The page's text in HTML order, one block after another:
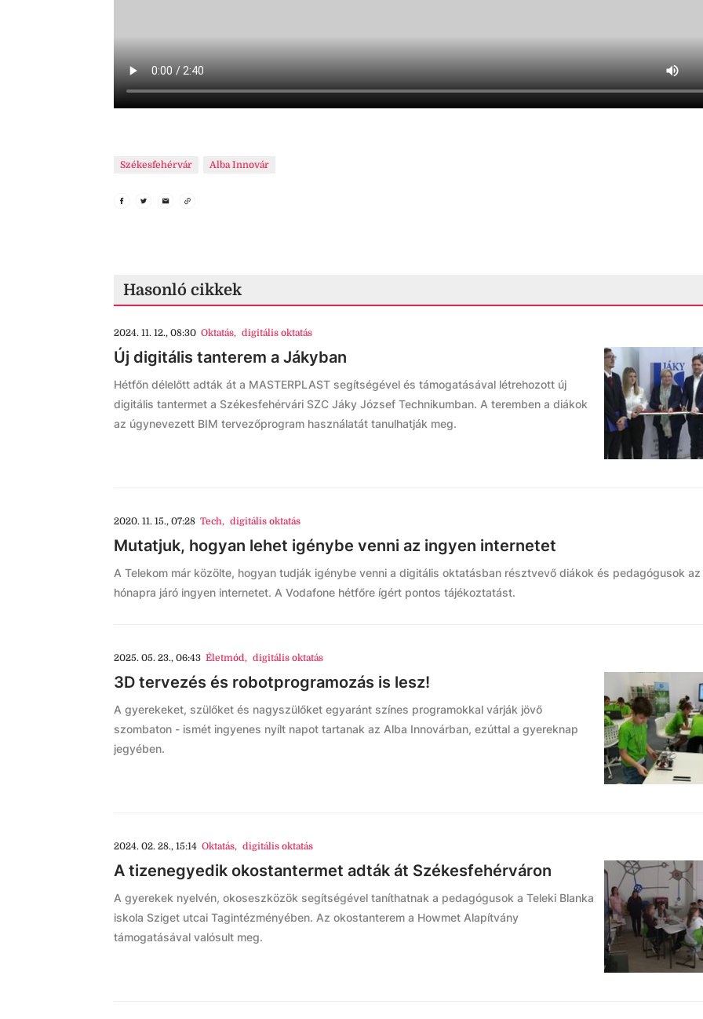
Székesfehérvár Alba Innovár
Hasonló cikkek
2024. 11. 12., 08:30 Oktatás, digitális oktatás
Új digitális tanterem a Jákyban
Hétfőn délelőtt adták át a MASTERPLAST segítségével és támogatásával létrehozott új
digitális tantermet a Székesfehérvári SZC Jáky József Technikumban. A teremben a diákok
az úgynevezett BIM tervezőprogram használatát tanulhatják meg.
2020. 11. 15., 07:28 Tech, digitális oktatás
Mutatjuk, hogyan lehet igénybe venni az ingyen internetet
A Telekom már közölte, hogyan tudják igénybe venni a digitális oktatásban résztvevő diákok és pedagógusok
hónapra járó ingyen internetet. A Vodafone hétfőre ígért pontos tájékoztatást.
2025. 05. 23., 06:43 Életmód, digitális oktatás
3D tervezés és robotprogramozás is lesz!
A gyerekeket, szülőket és nagyszülőket egyaránt színes programokkal várják jövő
szombaton - ismét ingyenes nyílt napot tartanak az Alba Innovárban, ezúttal a gyereknap
jegyében.
2024. 02. 28., 15:14 Oktatás, digitális oktatás
A tizenegyedik okostantermet adták át Székesfehérváron
A gyerekek nyelvén, okoseszközök segítségével taníthatnak a pedagógusok a Teleki Blanka
iskola Sziget utcai Tagintézményében. Az okostanterem a Howmet Alapítvány
támogatásával valósult meg.